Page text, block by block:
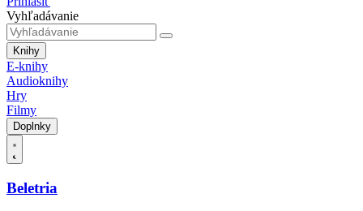
Vyhľadávanie
Knihy
E-knihy
Audioknihy
Hry
Filmy
Doplnky
Beletria